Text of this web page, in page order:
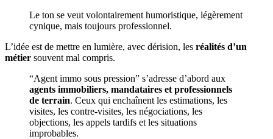
Le ton se veut volontairement humoristique, légèrement
cynique, mais toujours professionnel.
L’idée est de mettre en lumière, avec dérision, les réalités d’un
métier souvent mal compris.
“Agent immo sous pression” s’adresse d’abord aux
agents immobiliers, mandataires et professionnels
de terrain. Ceux qui enchaînent les estimations, les
visites, les contre-visites, les négociations, les
objections, les appels tardifs et les situations
improbables.